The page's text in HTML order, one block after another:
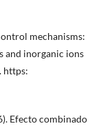
mechanisms:
and inorganic ions
https:
Efecto combinado